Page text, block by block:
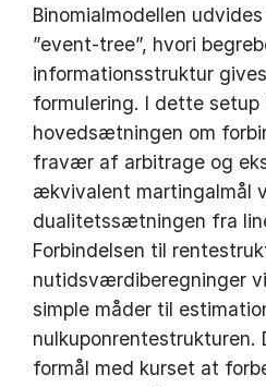
Binomialmodellen
”event-tree”, hvori
informationsstruktur
formulering. I dette setup
hovedsætningen om
fravær af arbitrage og
ækvivalent martingalmål
dualitetssætningen fra
Forbindelsen til
nutidsværdiberegninger
simple måder til
nulkuponrentestrukturen.
formål med kurset at